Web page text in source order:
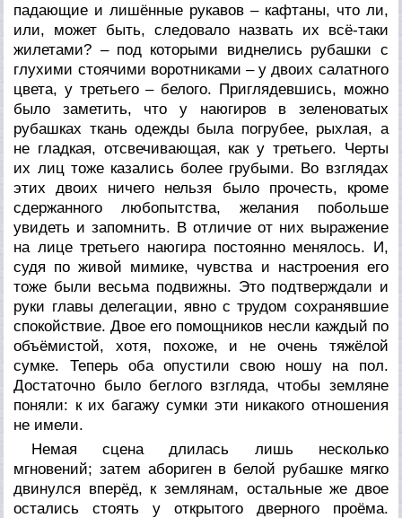
падающие и лишённые рукавов – кафтаны, что ли,
или, может быть, следовало назвать их всё-таки
жилетами? – под которыми виднелись рубашки с
глухими стоячими воротниками – у двоих салатного
цвета, у третьего – белого. Приглядевшись, можно
было заметить, что у наюгиров в зеленоватых
рубашках ткань одежды была погрубее, рыхлая, а
не гладкая, отсвечивающая, как у третьего. Черты
их лиц тоже казались более грубыми. Во взглядах
этих двоих ничего нельзя было прочесть, кроме
сдержанного любопытства, желания побольше
увидеть и запомнить. В отличие от них выражение
на лице третьего наюгира постоянно менялось. И,
судя по живой мимике, чувства и настроения его
тоже были весьма подвижны. Это подтверждали и
руки главы делегации, явно с трудом сохранявшие
спокойствие. Двое его помощников несли каждый по
объёмистой, хотя, похоже, и не очень тяжёлой
сумке. Теперь оба опустили свою ношу на пол.
Достаточно было беглого взгляда, чтобы земляне
поняли: к их багажу сумки эти никакого отношения
не имели.
Немая сцена длилась лишь несколько
мгновений; затем абориген в белой рубашке мягко
двинулся вперёд, к землянам, остальные же двое
остались стоять у открытого дверного проёма.